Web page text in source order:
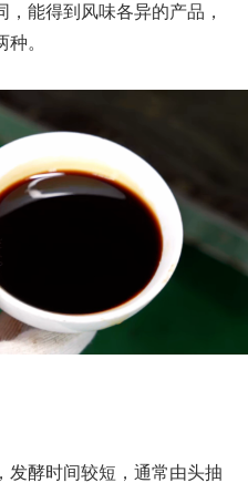
能得到风味各异的产品，
。
发酵时间较短，通常由头抽